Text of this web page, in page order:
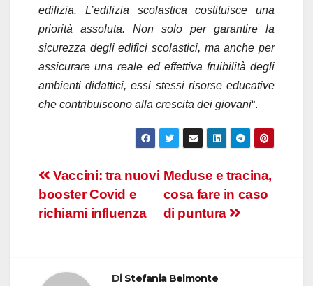
edilizia. L’edilizia scolastica costituisce una
priorità assoluta. Non solo per garantire la
sicurezza degli edifici scolastici, ma anche per
assicurare una reale ed effettiva fruibilità degli
ambienti didattici, essi stessi risorse educative
che contribuiscono alla crescita dei giovani“.
Navigazione
articoli
Meduse e tracina,
cosa fare in caso
di puntura
Vaccini: tra nuovi
booster Covid e
richiami influenza
Di Stefania Belmonte